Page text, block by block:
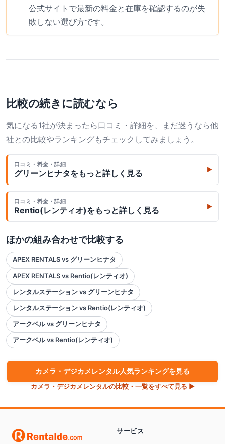
公式サイトで最新の料金と在庫を確認するのが失
敗しない選び方です。
比較の続きに読むなら
気になる1社が決まったら口コミ・詳細を、まだ迷うなら他
社との比較やランキングもチェックしてみましょう。
口コミ・料金・詳細
グリーンヒナタをもっと詳しく見る ▶
口コミ・料金・詳細
Rentio(レンティオ)をもっと詳しく見る ▶
ほかの組み合わせで比較する
APEX RENTALS vs グリーンヒナタ
APEX RENTALS vs Rentio(レンティオ)
レンタルステーション vs グリーンヒナタ
レンタルステーション vs Rentio(レンティオ)
アークベル vs グリーンヒナタ
アークベル vs Rentio(レンティオ)
カメラ・デジカメ レンタル人気ランキングを見る
カメラ・デジカメ レンタルの比較・一覧をすべて見る ▶
サービス